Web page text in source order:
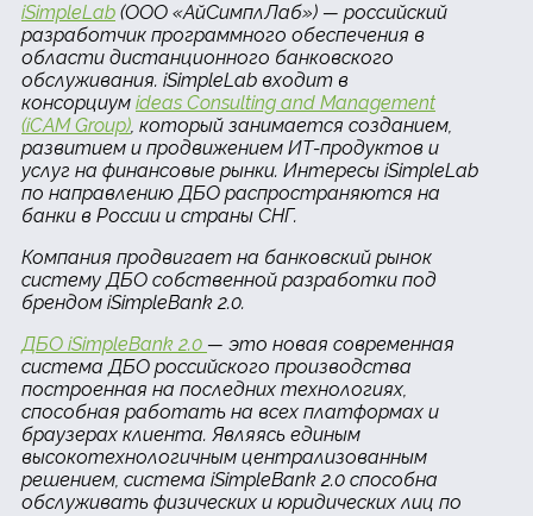
iSimpleLab (ООО «АйСимплЛаб») — российский
разработчик программного обеспечения в
области дистанционного банковского
обслуживания. iSimpleLab входит в
консорциум ideas Consulting and Management
(iCAM Group), который занимается созданием,
развитием и продвижением ИТ-продуктов и
услуг на финансовые рынки. Интересы iSimpleLab
по направлению ДБО распространяются на
банки в России и страны СНГ.
Компания продвигает на банковский рынок
систему ДБО собственной разработки под
брендом iSimpleBank 2.0.
ДБО iSimpleBank 2.0 — это новая современная
система ДБО российского производства
построенная на последних технологиях,
способная работать на всех платформах и
браузерах клиента. Являясь единым
высокотехнологичным централизованным
решением, система iSimpleBank 2.0 способна
обслуживать физических и юридических лиц по